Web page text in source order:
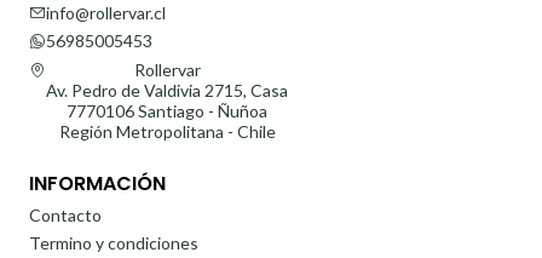
info@rollervar.cl
56985005453
Rollervar
Av. Pedro de Valdivia 2715, Casa
7770106 Santiago - Ñuñoa
Región Metropolitana - Chile
INFORMACIÓN
Contacto
Termino y condiciones